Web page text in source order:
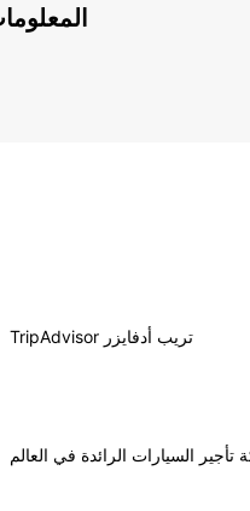
TripAdvisor تريب أدفايزر
السيارات الرائدة في العالم